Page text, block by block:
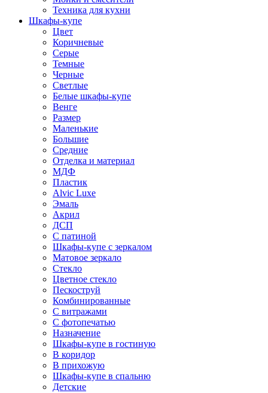
Техника для кухни
Шкафы-купе
Цвет
Коричневые
Серые
Темные
Черные
Светлые
Белые шкафы-купе
Венге
Размер
Маленькие
Большие
Средние
Отделка и материал
МДФ
Пластик
Alvic Luxe
Эмаль
Акрил
ДСП
С патиной
Шкафы-купе с зеркалом
Матовое зеркало
Стекло
Цветное стекло
Пескоструй
Комбинированные
С витражами
С фотопечатью
Назначение
Шкафы-купе в гостиную
В коридор
В прихожую
Шкафы-купе в спальню
Детские